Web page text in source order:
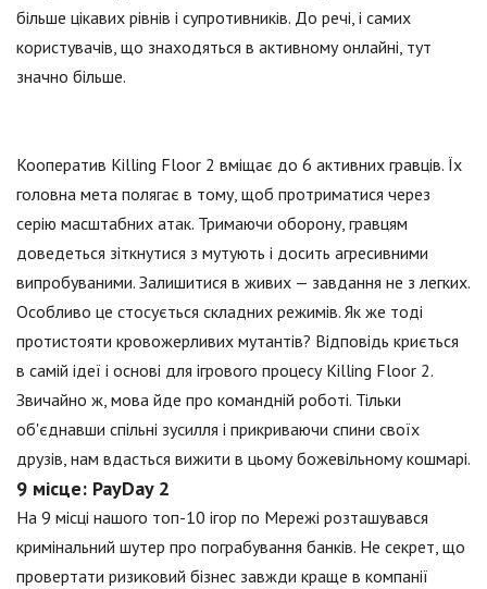
більше цікавих рівнів і супротивників. До речі, і самих
користувачів, що знаходяться в активному онлайні, тут
значно більше.
Кооператив Killing Floor 2 вміщає до 6 активних гравців. Їх
головна мета полягає в тому, щоб протриматися через
серію масштабних атак. Тримаючи оборону, гравцям
доведеться зіткнутися з мутують і досить агресивними
випробуваними. Залишитися в живих — завдання не з легких.
Особливо це стосується складних режимів. Як же тоді
протистояти кровожерливих мутантів? Відповідь криється
в самій ідеї і основі для ігрового процесу Killing Floor 2.
Звичайно ж, мова йде про командній роботі. Тільки
об'єднавши спільні зусилля і прикриваючи спини своїх
друзів, нам вдасться вижити в цьому божевільному кошмарі.
9 місце: PayDay 2
На 9 місці нашого топ-10 ігор по Мережі розташувався
кримінальний шутер про пограбування банків. Не секрет, що
провертати ризиковий бізнес завжди краще в компанії